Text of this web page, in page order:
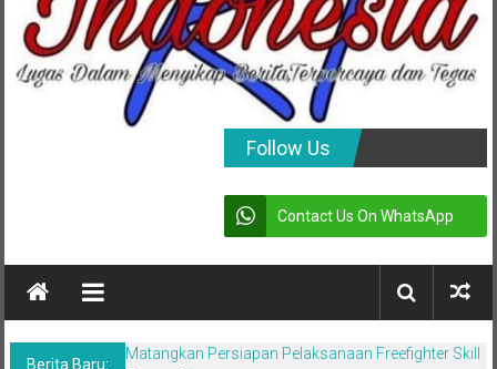
Menyikap
Dan
Follow Us
Contact Us On WhatsApp
Berita Baru:
Matangkan Persiapan Pelaksanaan Freefighter Skill